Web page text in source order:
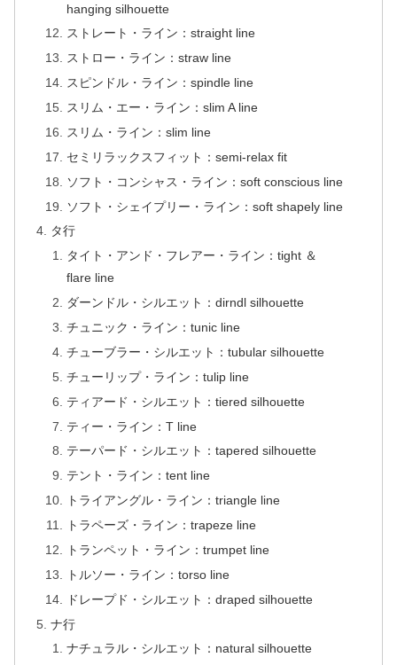
hanging silhouette
ストレート・ライン：straight line
ストロー・ライン：straw line
スピンドル・ライン：spindle line
スリム・エー・ライン：slim A line
スリム・ライン：slim line
セミリラックスフィット：semi-relax fit
ソフト・コンシャス・ライン：soft conscious line
ソフト・シェイプリー・ライン：soft shapely line
タ行
タイト・アンド・フレアー・ライン：tight ＆
flare line
ダーンドル・シルエット：dirndl silhouette
チュニック・ライン：tunic line
チューブラー・シルエット：tubular silhouette
チューリップ・ライン：tulip line
ティアード・シルエット：tiered silhouette
ティー・ライン：T line
テーパード・シルエット：tapered silhouette
テント・ライン：tent line
トライアングル・ライン：triangle line
トラペーズ・ライン：trapeze line
トランペット・ライン：trumpet line
トルソー・ライン：torso line
ドレープド・シルエット：draped silhouette
ナ行
ナチュラル・シルエット：natural silhouette